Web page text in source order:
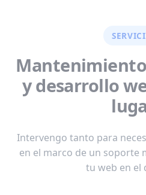
y desarrollo
Intervengo tanto para
en el marco de un soporte
tu web en el